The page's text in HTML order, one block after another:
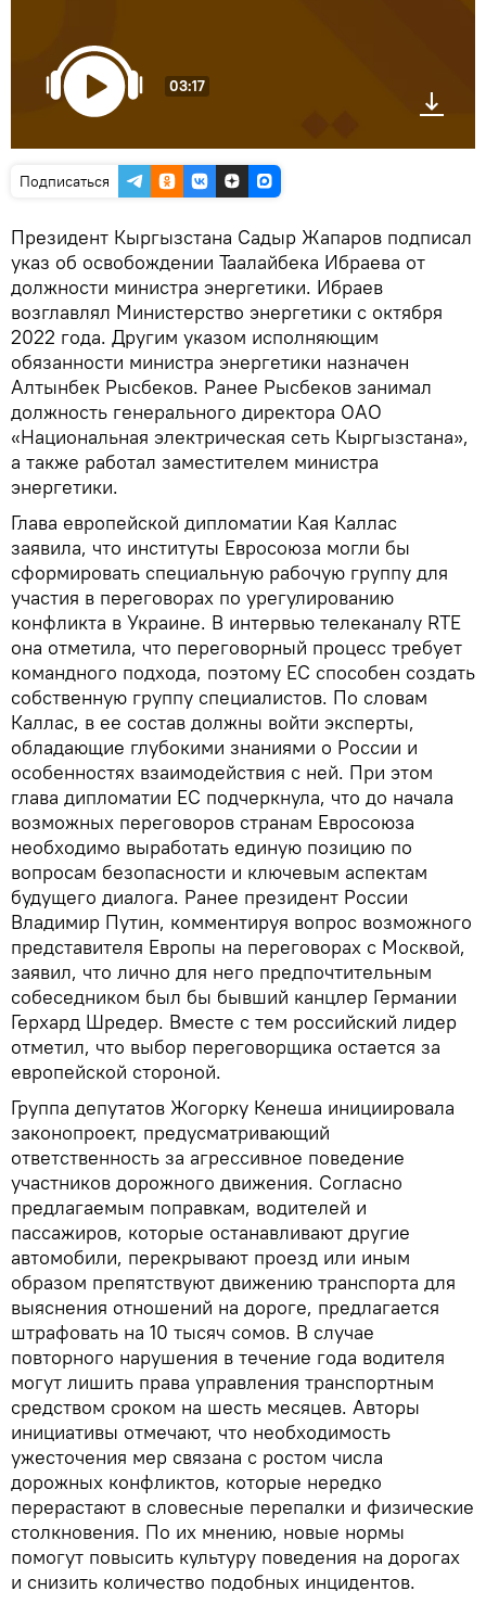
03:17
Подписаться
Президент Кыргызстана Садыр Жапаров подписал
указ об освобождении Таалайбека Ибраева от
должности министра энергетики. Ибраев
возглавлял Министерство энергетики с октября
2022 года. Другим указом исполняющим
обязанности министра энергетики назначен
Алтынбек Рысбеков. Ранее Рысбеков занимал
должность генерального директора ОАО
«Национальная электрическая сеть Кыргызстана»,
а также работал заместителем министра
энергетики.
Глава европейской дипломатии Кая Каллас
заявила, что институты Евросоюза могли бы
сформировать специальную рабочую группу для
участия в переговорах по урегулированию
конфликта в Украине. В интервью телеканалу RTE
она отметила, что переговорный процесс требует
командного подхода, поэтому ЕС способен создать
собственную группу специалистов. По словам
Каллас, в ее состав должны войти эксперты,
обладающие глубокими знаниями о России и
особенностях взаимодействия с ней. При этом
глава дипломатии ЕС подчеркнула, что до начала
возможных переговоров странам Евросоюза
необходимо выработать единую позицию по
вопросам безопасности и ключевым аспектам
будущего диалога. Ранее президент России
Владимир Путин, комментируя вопрос возможного
представителя Европы на переговорах с Москвой,
заявил, что лично для него предпочтительным
собеседником был бы бывший канцлер Германии
Герхард Шредер. Вместе с тем российский лидер
отметил, что выбор переговорщика остается за
европейской стороной.
Группа депутатов Жогорку Кенеша инициировала
законопроект, предусматривающий
ответственность за агрессивное поведение
участников дорожного движения. Согласно
предлагаемым поправкам, водителей и
пассажиров, которые останавливают другие
автомобили, перекрывают проезд или иным
образом препятствуют движению транспорта для
выяснения отношений на дороге, предлагается
штрафовать на 10 тысяч сомов. В случае
повторного нарушения в течение года водителя
могут лишить права управления транспортным
средством сроком на шесть месяцев. Авторы
инициативы отмечают, что необходимость
ужесточения мер связана с ростом числа
дорожных конфликтов, которые нередко
перерастают в словесные перепалки и физические
столкновения. По их мнению, новые нормы
помогут повысить культуру поведения на дорогах
и снизить количество подобных инцидентов.